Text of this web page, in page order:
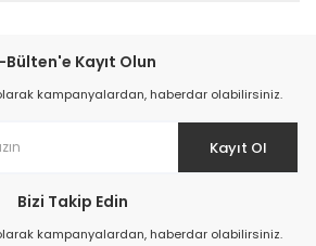
Bülten'e Kayıt Olun
kampanyalardan, haberdar olabilirsiniz.
Kayıt Ol
Bizi Takip Edin
kampanyalardan, haberdar olabilirsiniz.